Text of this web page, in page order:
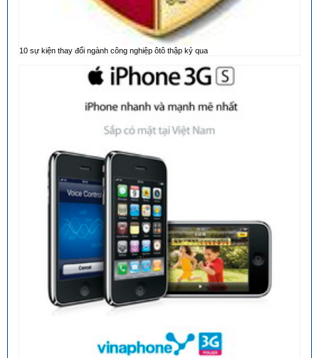
10 sự kiện thay đổi ngành công nghiệp ôtô thập kỷ qua